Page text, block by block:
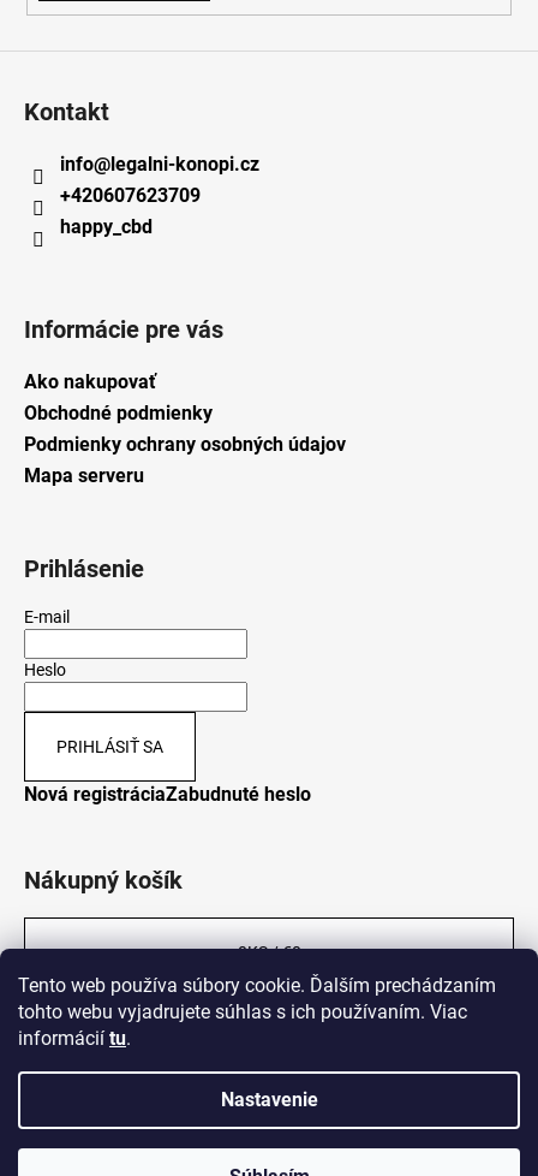
Tento web používa súbory cookie. Ďalším prechádzaním
tohto webu vyjadrujete súhlas s ich používaním. Viac
informácií tu.
Nastavenie
Kontakt
info@legalni-konopi.cz
+420607623709
happy_cbd
Informácie pre vás
Ako nakupovať
Obchodné podmienky
Podmienky ochrany osobných údajov
Mapa serveru
Prihlásenie
E-mail
Heslo
PRIHLÁSIŤ SA
Nová registráciaZabudnuté heslo
Nákupný košík
0KS /€0